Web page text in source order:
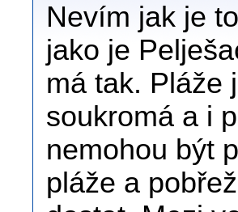
Nevím jak je
jako je
má tak. Pláže
soukromá a i
nemohou být
pláže a